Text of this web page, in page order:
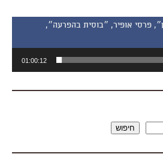
פרסי אופיר, ״בוסית בהפרעה״,
01:00:12
חיפוש